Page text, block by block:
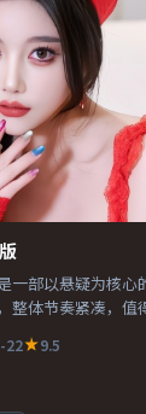
部以悬疑为核心
整体节奏紧凑，值
22
9.5